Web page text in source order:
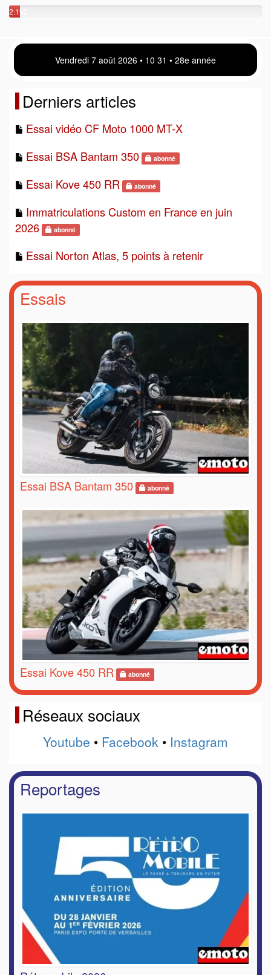
2.193
Vendredi 7 août 2026 • 10:31 • 28e année
Derniers articles
Essai vidéo CF Moto 1000 MT-X
Essai BSA Bantam 350
abonné
Essai Kove 450 RR abonné
Immatriculations Custom en France en juin
2026
abonné
Essai Norton Atlas, 5 points à retenir
Essais
Essai BSA Bantam 350 abonné
Essai Kove 450 RR abonné
Réseaux sociaux
Youtube • Facebook • Instagram
Reportages